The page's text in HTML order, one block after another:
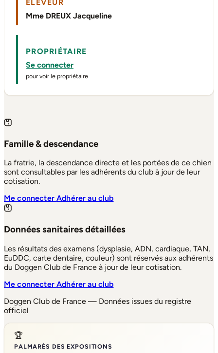
ÉLEVEUR
Mme DREUX Jacqueline
PROPRIÉTAIRE
Se connecter
pour voir le propriétaire
Famille & descendance
La fratrie, la descendance directe et les portées de ce chien
sont consultables par les adhérents du club à jour de leur
cotisation.
Me connecterAdhérer au club
Données sanitaires détaillées
Les résultats des examens (dysplasie, ADN, cardiaque, TAN,
EuDDC, carte dentaire, couleur) sont réservés aux adhérents
du Doggen Club de France à jour de leur cotisation.
Me connecterAdhérer au club
Doggen Club de France — Données issues du registre
officiel
🏆
PALMARÈS DES EXPOSITIONS